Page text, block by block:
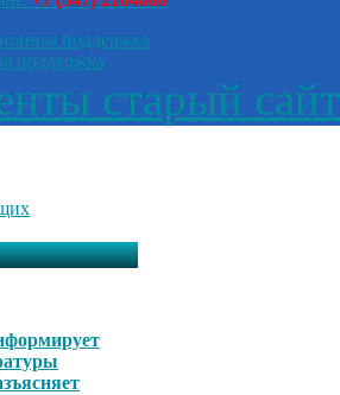
поддержка
поддержка
старый сайт